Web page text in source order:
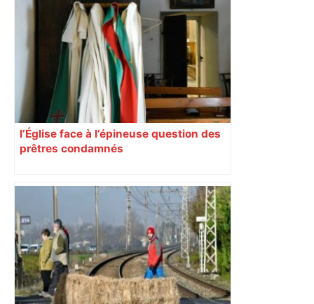
l’Église face à l’épineuse question des
prêtres condamnés